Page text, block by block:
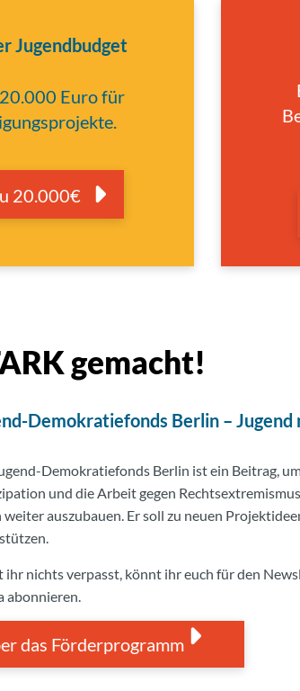
Jugendbudget
Euro für
20.000€
gemacht!
Demokratiefonds Berlin – Jugend
Demokratiefonds Berlin ist ein Beitrag,
und die Arbeit gegen
weiter auszubauen. Er soll zu neuen
ihr nichts verpasst, könnt ihr euch für den
abonnieren.
das Förderprogramm